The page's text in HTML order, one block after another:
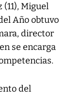
Miguel
Año obtuvo
director
se encarga
del